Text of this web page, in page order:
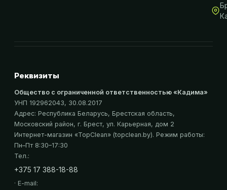
Реквизиты
Общество с ограниченной ответственностью «Кадима»
УНП 192962043, 30.08.2017
Адрес: Республика Беларусь, Брестская область,
Московский район, г. Брест, ул. Карьерная, дом 2
Интернет-магазин «TopClean» (topclean.by). Режим работы:
Пн–Пт 8:30–17:30
Тел.:
+375 17 388-18-88
· E-mail: